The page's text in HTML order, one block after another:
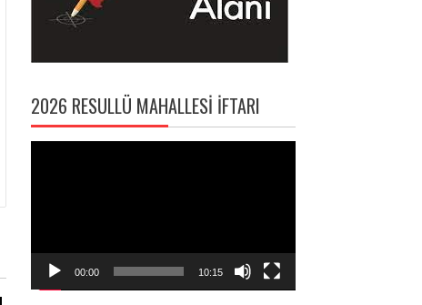
2026 RESULLÜ MAHALLESI İFTARI
00:00 10:15